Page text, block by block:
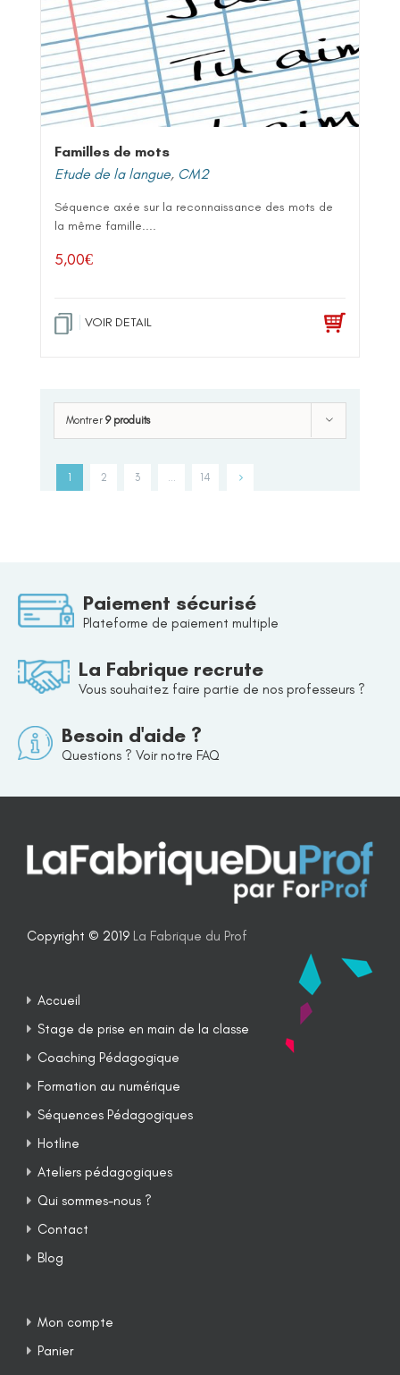
Familles de mots
Etude de la langue, CM2
Séquence axée sur la reconnaissance des mots de
la même famille....
5,00€
VOIR DETAIL
Montrer 9 produits
1 2 3 14
Paiement sécurisé
Plateforme de paiement multiple
La Fabrique recrute
Vous souhaitez faire partie de nos professeurs ?
Besoin d'aide ?
Questions ? Voir notre FAQ
Copyright © 2019 La Fabrique du Prof
Accueil
Stage de prise en main de la classe
Coaching Pédagogique
Formation au numérique
Séquences Pédagogiques
Hotline
Ateliers pédagogiques
Qui sommes-nous ?
Contact
Blog
Mon compte
Panier